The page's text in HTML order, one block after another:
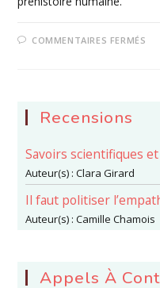
COMMENTAIRES FERMÉS
Recensions
Savoirs scientifiques
Auteur(s) :Clara Girard
Il faut politiser
Auteur(s) :Camille Chamois
Appels À